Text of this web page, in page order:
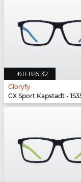
₺11.816,32
Gloryfy
GX Sport Kapstadt - 1S35-